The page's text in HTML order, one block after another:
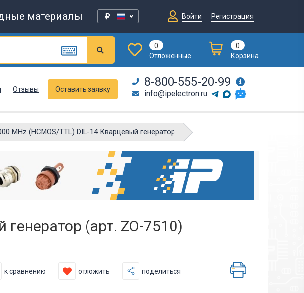
материалы Войти Регистрация
0
Отложенные
0
Корзина
Отзывы Оставить заявку
8-800-555-20-99
info@ipelectron.ru
MHz (HCMOS/TTL) DIL-14 Кварцевый генератор
(арт. ZO-7510)
к сравнению отложить поделиться